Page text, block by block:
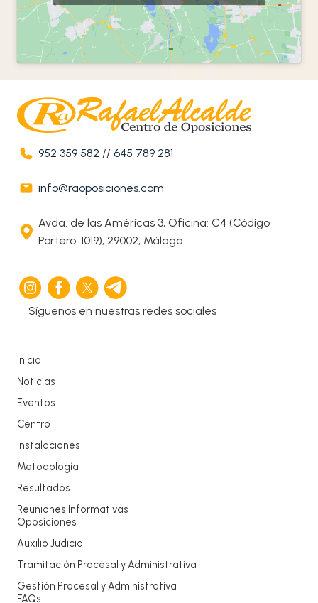
952 359 582 //645 789 281
info@raoposiciones.com
Avda. de las Américas 3, Oficina: C4 (Código
Portero: 1019), 29002, Málaga
Síguenos en nuestras redes sociales
Inicio
Noticias
Eventos
Centro
Instalaciones
Metodología
Resultados
Reuniones Informativas
Oposiciones
Auxilio Judicial
Tramitación Procesal y Administrativa
Gestión Procesal y Administrativa
FAQs